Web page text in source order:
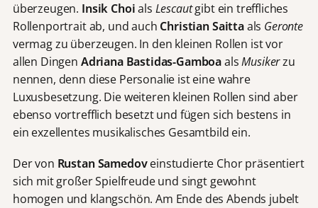
überzeugen. Insik Choials Lescautgibt ein treffliches
Rollenportrait ab, und auch Christian Saittaals Geronte
vermag zu überzeugen. In den kleinen Rollen ist vor
allen Dingen Adriana Bastidas-GamboaalsMusikerzu
nennen, denn diese Personalie ist eine wahre
Luxusbesetzung. Die weiteren kleinen Rollen sind aber
ebenso vortrefflich besetzt und fügen sich bestens in
ein exzellentes musikalisches Gesamtbild ein.
Der von Rustan Samedoveinstudierte Chor präsentiert
sich mit großer Spielfreude und singt gewohnt
homogen und klangschön. Am Ende des Abends jubelt